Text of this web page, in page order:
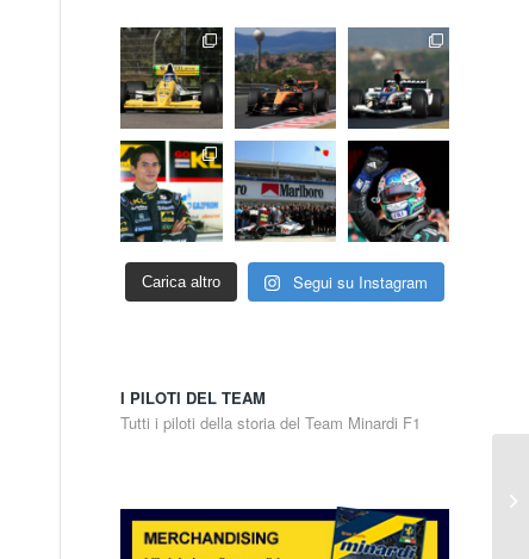
Carica altro Segui su Instagram
I PILOTI DEL TEAM
Tutti i piloti della storia del Team Minardi F1